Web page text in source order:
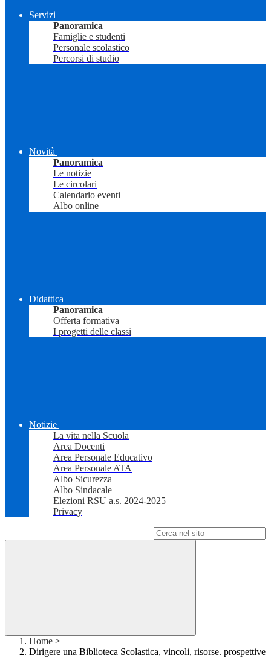
Servizi
Panoramica
Famiglie e studenti
Personale scolastico
Percorsi di studio
Novità
Panoramica
Le notizie
Le circolari
Calendario eventi
Albo online
Didattica
Panoramica
Offerta formativa
I progetti delle classi
Notizie
La vita nella Scuola
Area Docenti
Area Personale Educativo
Area Personale ATA
Albo Sicurezza
Albo Sindacale
Elezioni RSU a.s. 2024-2025
Privacy
Home >
Dirigere una Biblioteca Scolastica, vincoli, risorse. prospettive